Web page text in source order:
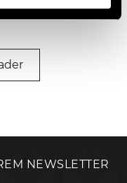
NEWSLETTER